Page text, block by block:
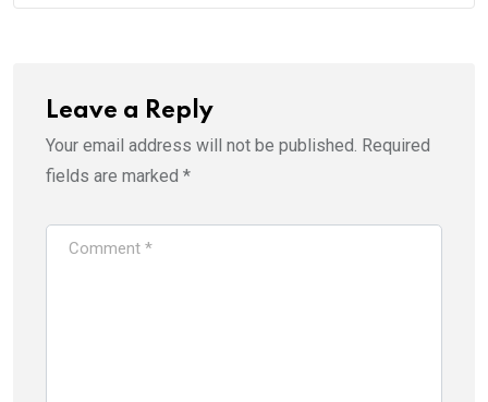
Leave a Reply
Your email address will not be published. Required
fields are marked *